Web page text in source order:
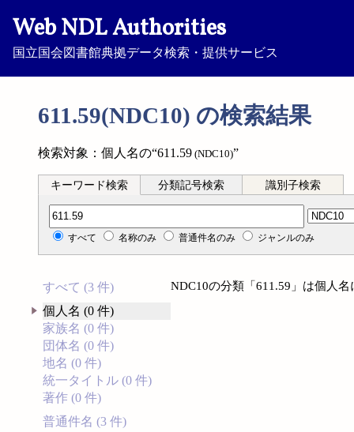
Web NDL Authorities
国立国会図書館典拠データ検索・提供サービス
611.59(NDC10) の検索結果
検索対象：個人名の“611.59 (NDC10)”
キーワード検索 分類記号検索 識別子検索
分類記号検索
すべて 名称のみ 普通件名のみ ジャンルのみ
すべて (3 件)
個人名 (0 件)
家族名 (0 件)
団体名 (0 件)
地名 (0 件)
統一タイトル (0 件)
著作 (0 件)
普通件名 (3 件)
NDC10の分類「611.59」は個人